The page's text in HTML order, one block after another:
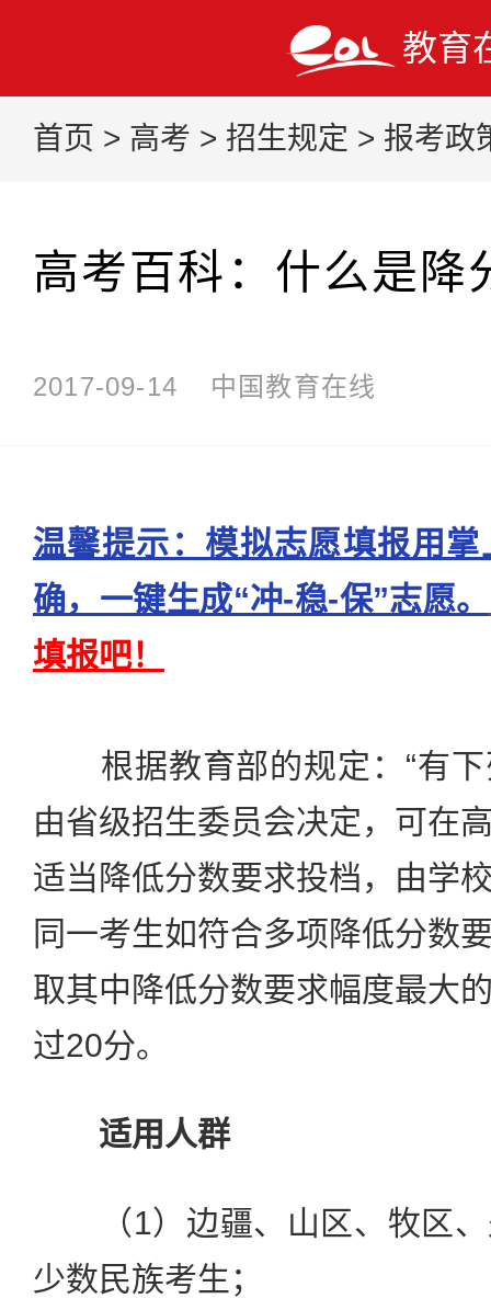
教育
首页 > 高考 > 招生规定 > 报考政
高考百科：什么是降
2017-09-14 中国教育在线
温馨提示：模拟志愿填报用
确，一键生成“冲-稳-保”志愿。
填报吧！
根据教育部的规定：“有下
由省级招生委员会决定，可在
适当降低分数要求投档，由学
同一考生如符合多项降低分数
取其中降低分数要求幅度最大
过20分。
适用人群
（1）边疆、山区、牧区、
少数民族考生；